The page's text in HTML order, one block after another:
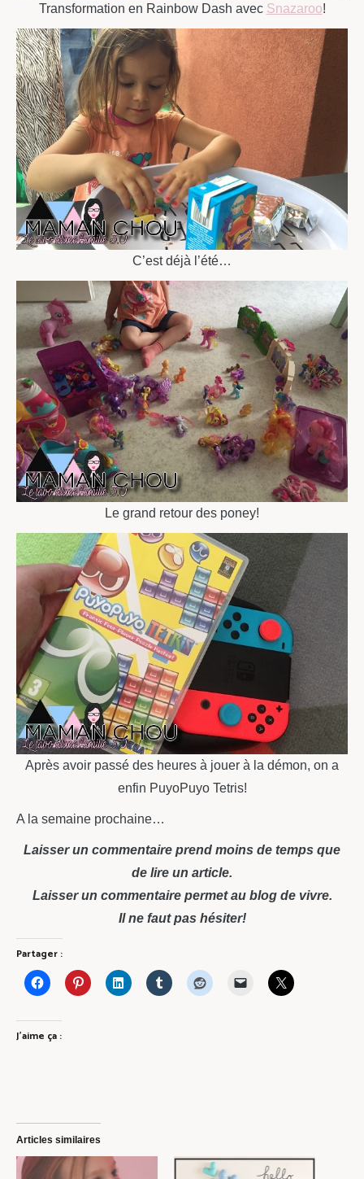
Transformation en Rainbow Dash avec Snazaroo!
C’est déjà l’été…
Le grand retour des poney!
Après avoir passé des heures à jouer à la démon, on a
enfin PuyoPuyo Tetris!
A la semaine prochaine…
Laisser un commentaire prend moins de temps que
de lire un article.
Laisser un commentaire permet au blog de vivre.
Il ne faut pas hésiter!
Partager :
J’aime ça :
Articles similaires